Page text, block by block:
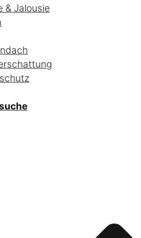
& Jalousie